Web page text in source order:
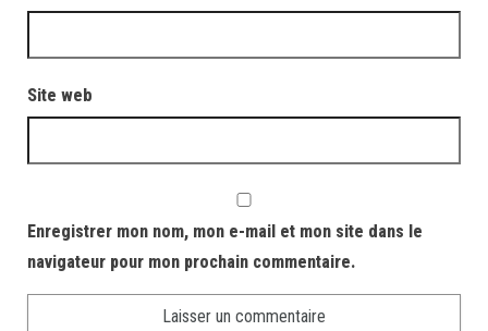
Site web
Enregistrer mon nom, mon e-mail et mon site dans le
navigateur pour mon prochain commentaire.